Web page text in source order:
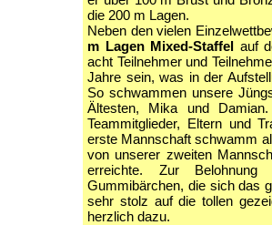
die 200 m Lagen.
Neben den vielen
m Lagen Mixed-Staffel auf
acht Teilnehmer und
Jahre sein, was in der
So schwammen unsere
Ältesten, Mika und
Teammitglieder, Eltern und
erste Mannschaft schwamm
von unserer zweiten
erreichte. Zur
Gummibärchen, die sich das
sehr stolz auf die tollen
herzlich dazu.